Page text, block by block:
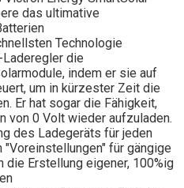
das ultimative
Technologie
die
indem er sie auf
um in kürzester Zeit die
Er hat sogar die Fähigkeit,
von 0 Volt wieder aufzuladen.
des Ladegeräts für jeden
für gängige
die Erstellung eigener, 100%ig